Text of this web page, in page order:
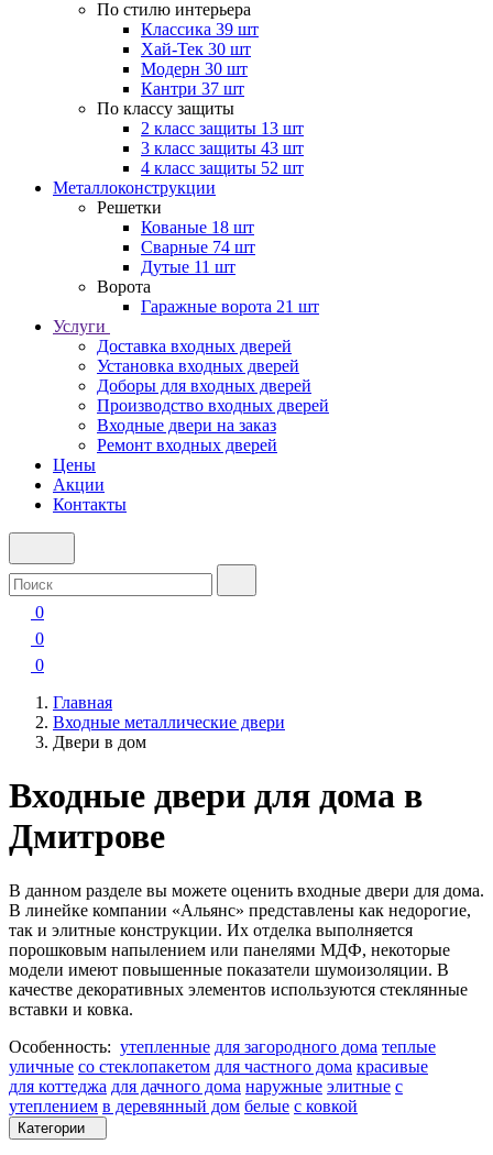
По стилю интерьера
Классика 39 шт
Хай-Тек 30 шт
Модерн 30 шт
Кантри 37 шт
По классу защиты
2 класс защиты 13 шт
3 класс защиты 43 шт
4 класс защиты 52 шт
Металлоконструкции
Решетки
Кованые 18 шт
Сварные 74 шт
Дутые 11 шт
Ворота
Гаражные ворота 21 шт
Услуги
Доставка входных дверей
Установка входных дверей
Доборы для входных дверей
Производство входных дверей
Входные двери на заказ
Ремонт входных дверей
Цены
Акции
Контакты
0
0
0
Главная
Входные металлические двери
Двери в дом
Входные двери для дома в
Дмитрове
В данном разделе вы можете оценить входные двери для дома.
В линейке компании «Альянс» представлены как недорогие,
так и элитные конструкции. Их отделка выполняется
порошковым напылением или панелями МДФ, некоторые
модели имеют повышенные показатели шумоизоляции. В
качестве декоративных элементов используются стеклянные
вставки и ковка.
Особенность: утепленные для загородного дома теплые
уличные со стеклопакетом для частного дома красивые
для коттеджа для дачного дома наружные элитные с
утеплением в деревянный дом белые с ковкой
Категории